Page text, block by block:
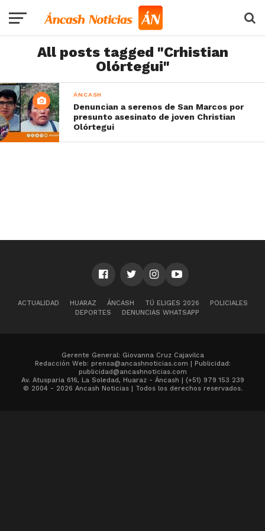
All posts tagged "Crhistian
Olórtegui"
ÁNCASH
Denuncian a serenos de San Marcos por
presunto asesinato de joven Christian
Olórtegui
ACTUALIDAD HUARAZ ÁNCASH TÚ ELIGES 2026
POLICIALES
DEPORTES
DENUNCIAS WHATSAPP
Gerente General: Giovanna Cruz Cajavilca
Redacción Web: prensa@ancashnoticias.com | Publicidad:
publicidad@ancashnoticias.com
Av. Atusparia 616, La Soledad, Huaraz - Áncash | (+51) 979 153 239
© 2004 - 2026 Ancash Noticias | Todos los derechos reservados.